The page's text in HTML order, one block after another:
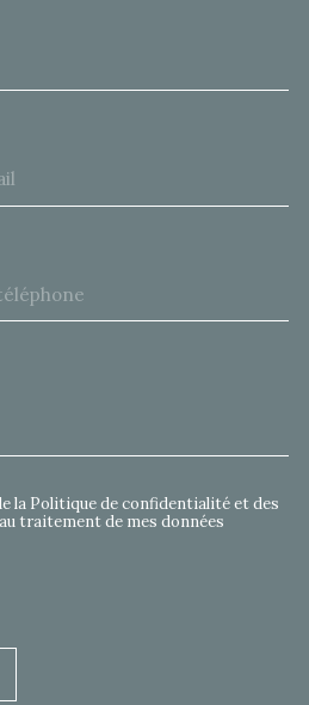
la Politique de confidentialité et des
traitement de mes données